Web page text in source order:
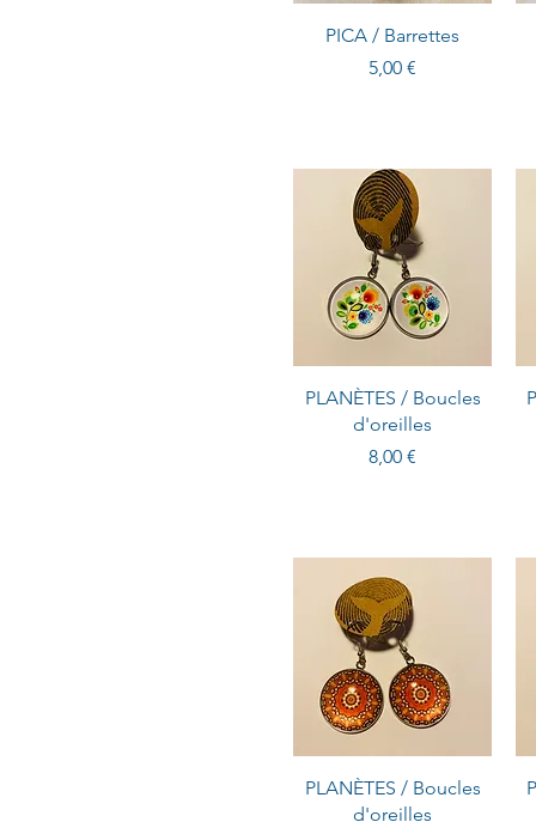
PICA / Barrettes
Prix
5,00 €
PLANÈTES / Boucles
d'oreilles
Prix
8,00 €
PLANÈTES / Boucles
d'oreilles